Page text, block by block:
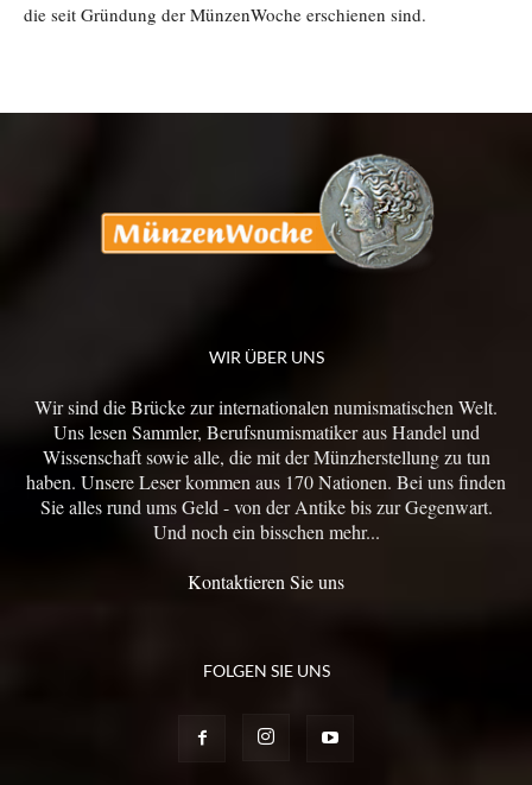
die seit Gründung der MünzenWoche erschienen sind.
WIR ÜBER UNS
Wir sind die Brücke zur internationalen numismatischen Welt.
Uns lesen Sammler, Berufsnumismatiker aus Handel und
Wissenschaft sowie alle, die mit der Münzherstellung zu tun
haben. Unsere Leser kommen aus 170 Nationen. Bei uns finden
Sie alles rund ums Geld - von der Antike bis zur Gegenwart.
Und noch ein bisschen mehr...
Kontaktieren Sie uns
FOLGEN SIE UNS